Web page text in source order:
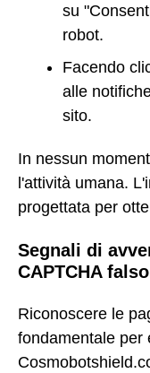
su
robot.
Facendo
alle
sito.
In nessun
l'attività umana.
progettata per
Segnali di
CAPTCHA falso
Riconoscere le
fondamentale per